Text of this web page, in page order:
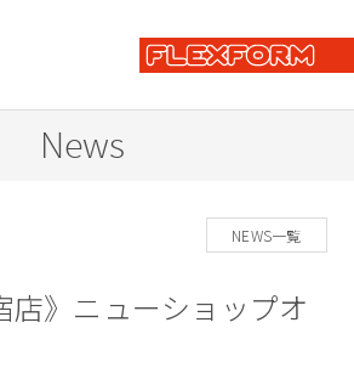
News
NEWS一覧
店》ニューショップオ